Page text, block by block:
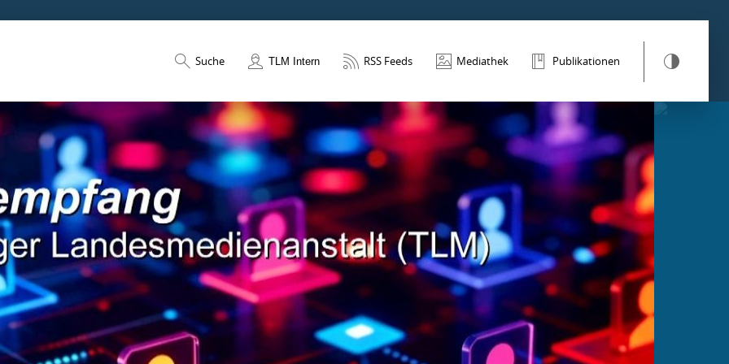
Suche TLM Intern RSS Feeds Mediathek Publikationen